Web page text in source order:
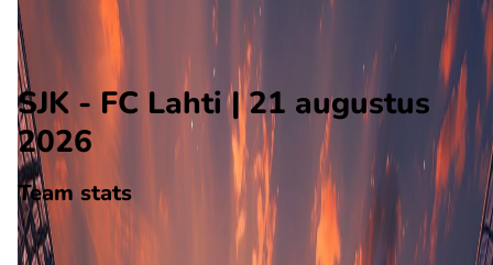
Voorspelling
Voorbeschouwing
SJK - FC Lahti | 21 augustus
2026
Team stats
SJK
SJK